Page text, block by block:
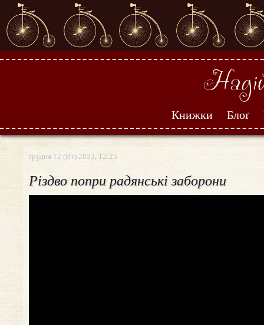
Книжки Блоґ
грудня 12 (Вт) 2023, 12:25
Різдво попри радянські заборони